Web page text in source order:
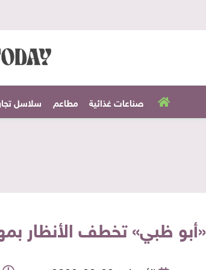
صناعات غذائية مطاعم سلاسل
«أبو ظبي» تخطف الأنظار